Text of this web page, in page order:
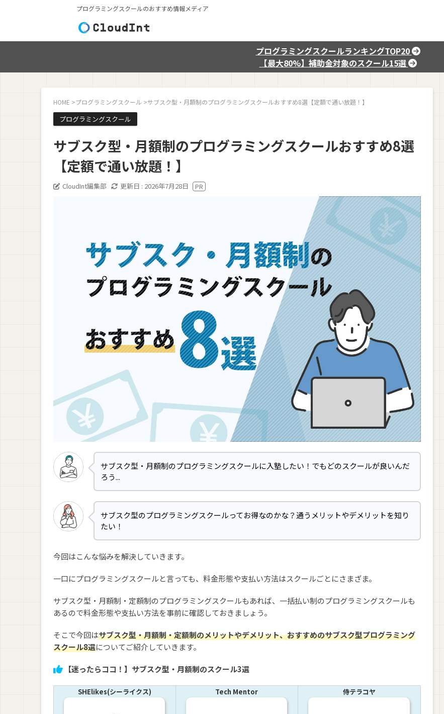
プログラミングスクールのおすすめ情報メディア
プログラミングスクールランキングTOP20
【最大80%】補助金対象のスクール15選
HOME >プログラミングスクール >サブスク型・月額制のプログラミングスクールおすすめ8選【定額で通い放題！】
プログラミングスクール
サブスク型・月額制のプログラミングスクールおすすめ8選
【定額で通い放題！】
CloudInt編集部 更新日 : 2026年7月28日
サブスク型・月額制のプログラミングスクールに入塾したい！でもどのスクールが良いんだ
ろう...
サブスク型のプログラミングスクールってお得なのかな？通うメリットやデメリットを知り
たい！
今回はこんな悩みを解決していきます。
一口にプログラミングスクールと言っても、料金形態や支払い方法はスクールごとにさまざま。
サブスク型・月額制・定額制のプログラミングスクールもあれば、一括払い制のプログラミングスクールも
あるので料金形態や支払い方法を事前に確認しておきましょう。
そこで今回はサブスク型・月額制・定額制のメリットやデメリット、おすすめのサブスク型プログラミング
スクール8選についてご紹介していきます。
【迷ったらココ！】サブスク型・月額制のスクール3選
SHElikes(シーライクス) Tech Mentor 侍テラコヤ